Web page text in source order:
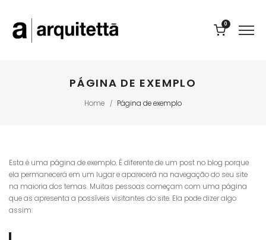
0
PÁGINA DE EXEMPLO
Home / Página de exemplo
Esta é uma página de exemplo. É diferente de um post no blog porque
ela permanecerá em um lugar e aparecerá na navegação do seu site
na maioria dos temas. Muitas pessoas começam com uma página
que as apresenta a possíveis visitantes do site. Ela pode dizer algo
assim: